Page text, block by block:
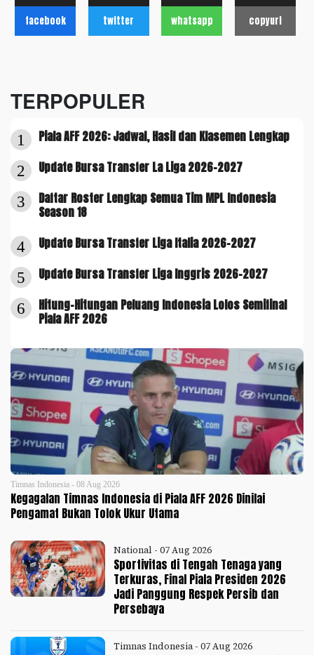
facebook twitter whatsapp copyurl
TERPOPULER
1 Piala AFF 2026: Jadwal, Hasil dan Klasemen Lengkap
2 Update Bursa Transfer La Liga 2026-2027
3
Daftar Roster Lengkap Semua Tim MPL Indonesia
Season 18
4 Update Bursa Transfer Liga Italia 2026-2027
5 Update Bursa Transfer Liga Inggris 2026-2027
6
Hitung-Hitungan Peluang Indonesia Lolos Semifinal
Piala AFF 2026
Timnas Indonesia - 08 Aug 2026
Kegagalan Timnas Indonesia di Piala AFF 2026 Dinilai
Pengamat Bukan Tolok Ukur Utama
National - 07 Aug 2026
Sportivitas di Tengah Tenaga yang
Terkuras, Final Piala Presiden 2026
Jadi Panggung Respek Persib dan
Persebaya
Timnas Indonesia - 07 Aug 2026